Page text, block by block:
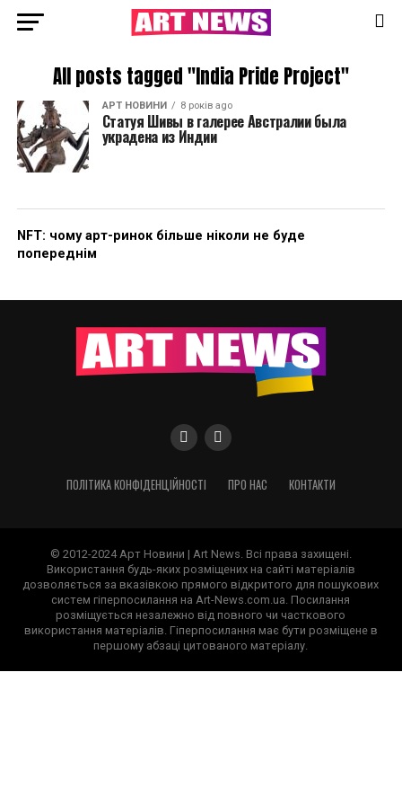
All posts tagged "India Pride Project"
АРТ НОВИНИ 8 років ago
Статуя Шивы в галерее Австралии была
украдена из Индии
NFT: чому арт-ринок більше ніколи не буде
попереднім
ПОЛІТИКА КОНФІДЕНЦІЙНОСТІ ПРО НАС КОНТАКТИ
© 2012-2024 Арт Новини | Art News. Всі права захищені.
Використання будь-яких розміщених на сайті матеріалів
дозволяється за вказівкою прямого відкритого для пошукових
систем гіперпосилання на Art-News.com.ua. Посилання
розміщується незалежно від повного чи часткового
використання матеріалів. Гіперпосилання має бути розміщене в
першому абзаці цитованого матеріалу.